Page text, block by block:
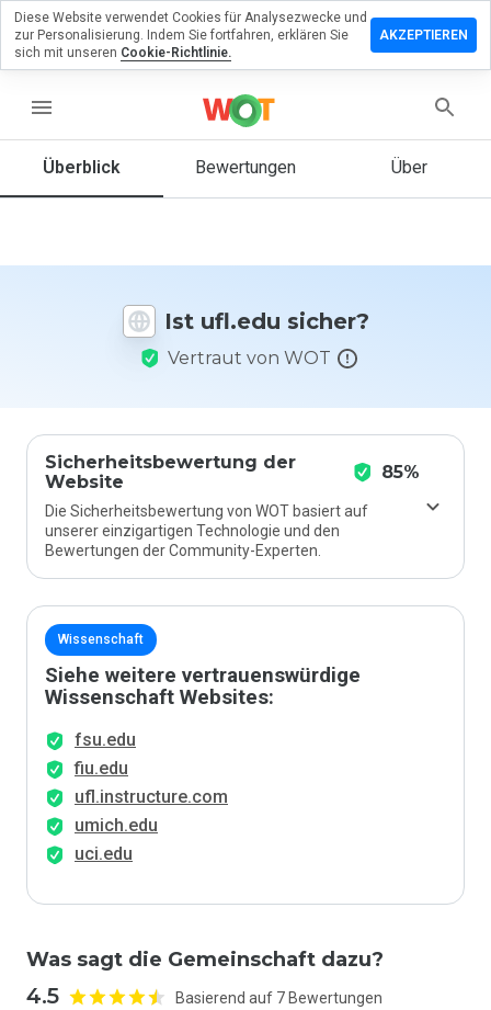
menu
Überblick Bewertungen Über
Ist ufl.edu sicher?
Vertraut von WOT
Sicherheitsbewertung der
Website
85%
Die Sicherheitsbewertung von WOT basiert auf
unserer einzigartigen Technologie und den
Bewertungen der Community-Experten.
Wissenschaft
Siehe weitere vertrauenswürdige
Wissenschaft Websites:
fsu.edu
fiu.edu
ufl.instructure.com
umich.edu
uci.edu
Was sagt die Gemeinschaft dazu?
4.5 Basierend auf 7 Bewertungen
eine
Sie diese
Diese Website verwendet Cookies für Analysezwecke und
zur Personalisierung. Indem Sie fortfahren, erklären Sie
sich mit unseren Cookie-Richtlinie.
AKZEPTIEREN